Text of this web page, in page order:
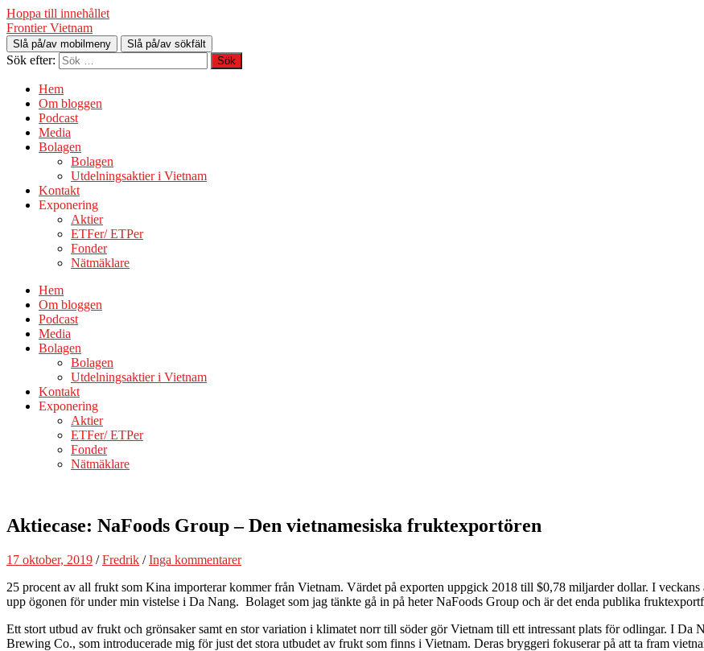
Hoppa till innehållet
Frontier Vietnam
Slå på/av mobilmeny Slå på/av sökfält
Sök efter:
Hem
Om bloggen
Podcast
Media
Bolagen
Bolagen
Utdelningsaktier i Vietnam
Kontakt
Exponering
Aktier
ETFer/ ETPer
Fonder
Nätmäklare
Hem
Om bloggen
Podcast
Media
Bolagen
Bolagen
Utdelningsaktier i Vietnam
Kontakt
Exponering
Aktier
ETFer/ ETPer
Fonder
Nätmäklare
Aktiecase: NaFoods Group – Den vietnamesiska fruktexportören
17 oktober, 2019 /Fredrik /Inga kommentarer
25 procent av all frukt som Kina importerar kommer från Vietnam. Värdet på exporten uppgick 2018 till $0,78 miljarder dollar. I
upp ögonen för under min vistelse i Da Nang. Bolaget som jag tänkte gå in på heter NaFoods Group och är det enda publika
Ett stort utbud av frukt och grönsaker samt en stor variation i klimatet norr till söder gör Vietnam till ett intressant plats för odlingar. I
Brewing Co., som introducerade mig för just det stora utbudet av frukt som finns i Vietnam. Deras bryggeri fokuserar på att ta fram